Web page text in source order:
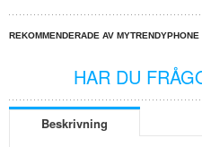
REKOMMENDERADE AV MYTRENDYPHONE
HAR DU
Beskrivning